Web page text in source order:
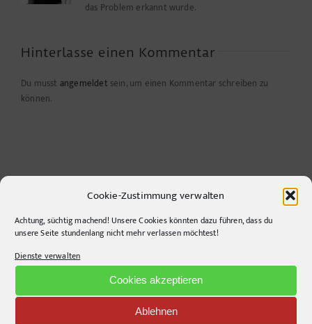
Cookie-Zustimmung verwalten
Achtung, süchtig machend! Unsere Cookies könnten dazu führen, dass du
unsere Seite stundenlang nicht mehr verlassen möchtest!
Dienste verwalten
Cookies akzeptieren
Ablehnen
das Problem erkannt wurde.
Hinterlasse einen Kommentar
Du musst angemeldet sein, um einen Kommentar schreiben zu
können.
CONTACT INFO
pr-ide